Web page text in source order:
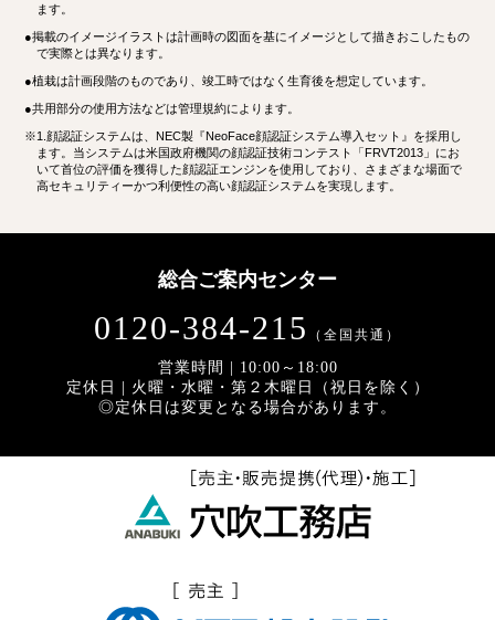
ます。
●掲載のイメージイラストは計画時の図面を基にイメージとして描きおこしたもの
で実際とは異なります。
●植栽は計画段階のものであり、竣工時ではなく生育後を想定しています。
●共用部分の使用方法などは管理規約によります。
※1.顔認証システムは、NEC製『NeoFace顔認証システム導入セット』を採用し
ます。当システムは米国政府機関の顔認証技術コンテスト「FRVT2013」にお
いて首位の評価を獲得した顔認証エンジンを使用しており、さまざまな場面で
高セキュリティーかつ利便性の高い顔認証システムを実現します。
総合ご案内センター
0120-384-215 （全国共通）
営業時間 | 10:00～18:00
定休日 | 火曜・水曜・第２木曜日（祝日を除く）
◎定休日は変更となる場合があります。